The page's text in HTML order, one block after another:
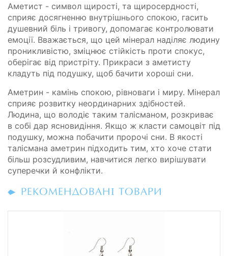
Аметист - символ щирості, та щиросердності,
сприяє досягненню внутрішнього спокою, гасить
душевний біль і тривогу, допомагає контролювати
емоції. Вважається, що цей мінерал наділяє людину
проникливістю, зміцнює стійкість проти спокус,
оберігає від пристріту. Прикраси з аметисту
кладуть під подушку, щоб бачити хороші сни.
Аметрин - камінь спокою, рівноваги і миру. Мінерал
сприяє розвитку неординарних здібностей.
Людина, що володіє таким талісманом, розкриває
в собі дар ясновидіння. Якщо ж класти самоцвіт під
подушку, можна побачити пророчі сни. В якості
талісмана аметрин підходить тим, хто хоче стати
більш розсудливим, навчитися легко вирішувати
суперечки й конфлікти.
РЕКОМЕНДОВАНІ ТОВАРИ